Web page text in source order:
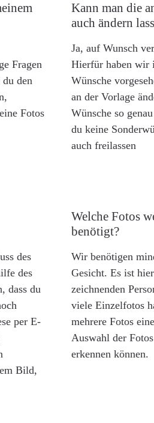
Fragen
den
Fotos
Kann man die
auch ändern
Ja, auf Wunsch
Hierfür haben wir
Wünsche
an der Vorlage
Wünsche so
du keine
auch freilassen
des
des
dass du
per E-
Bild,
Welche Fotos
benötigt?
Wir benötigen
Gesicht. Es ist
zeichnenden
viele Einzelfotos
mehrere Fotos
Auswahl der
erkennen können.